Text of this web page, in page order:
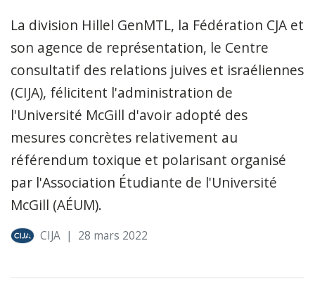
La division Hillel GenMTL, la Fédération CJA et
son agence de représentation, le Centre
consultatif des relations juives et israéliennes
(CIJA), félicitent l'administration de
l'Université McGill d'avoir adopté des
mesures concrètes relativement au
référendum toxique et polarisant organisé
par l'Association Étudiante de l'Université
McGill (AÉUM).
CIJA | 28 mars 2022